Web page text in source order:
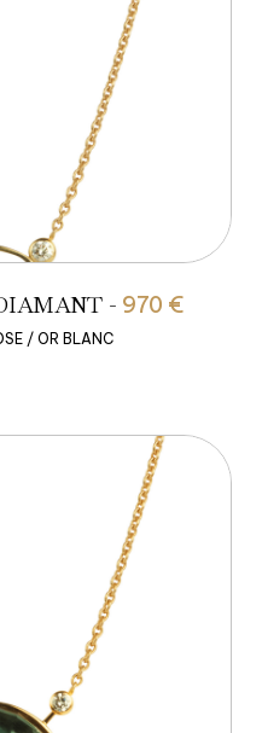
- 970 €
/ OR BLANC